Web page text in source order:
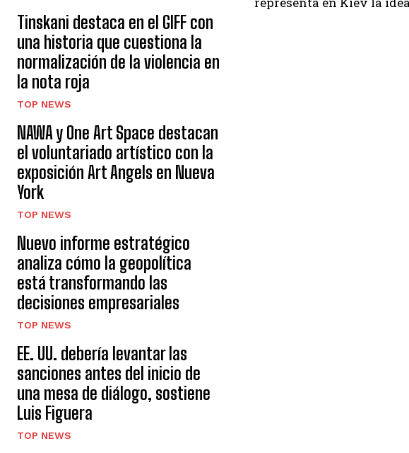
Tinskani destaca en el GIFF con
una historia que cuestiona la
normalización de la violencia en
la nota roja
TOP NEWS
NAWA y One Art Space destacan
el voluntariado artístico con la
exposición Art Angels en Nueva
York
TOP NEWS
Nuevo informe estratégico
analiza cómo la geopolítica
está transformando las
decisiones empresariales
TOP NEWS
EE. UU. debería levantar las
sanciones antes del inicio de
una mesa de diálogo, sostiene
Luis Figuera
TOP NEWS